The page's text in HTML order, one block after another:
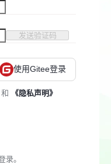
发送验证码
使用Gitee登录
和 《隐私声明》
录。